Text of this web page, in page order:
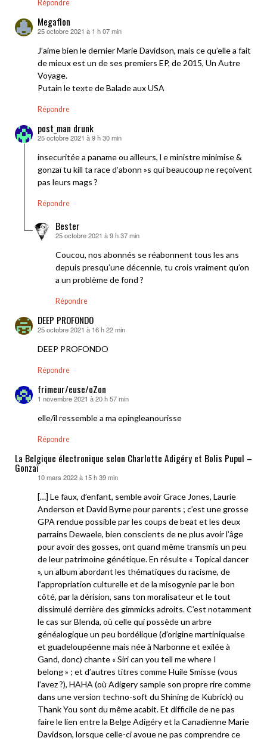
Répondre
Megaflon
dit :
25 octobre 2021 à 1 h 07 min
J’aime bien le dernier Marie Davidson, mais ce qu’elle a fait
de mieux est un de ses premiers EP, de 2015, Un Autre
Voyage.
Putain le texte de Balade aux USA
Répondre
post_man drunk
dit :
25 octobre 2021 à 9 h 30 min
insecuritée a paname ou ailleurs, l e ministre minimise &
gonzaï tu kill ta race d’abonn »s qui beaucoup ne reçoivent
pas leurs mags ?
Répondre
Bester
dit :
25 octobre 2021 à 9 h 37 min
Coucou, nos abonnés se réabonnent tous les ans
depuis presqu’une décennie, tu crois vraiment qu’on
a un problème de fond ?
Répondre
DEEP PROFONDO
dit :
25 octobre 2021 à 16 h 22 min
DEEP PROFONDO
Répondre
frimeur/euse/oZon
dit :
1 novembre 2021 à 20 h 57 min
elle/il ressemble a ma epingleanourisse
Répondre
La Belgique électronique selon Charlotte Adigéry et Bolis Pupul –
Gonzaï
10 mars 2022 à 15 h 39 min
[…] Le faux, d’enfant, semble avoir Grace Jones, Laurie
Anderson et David Byrne pour parents ; c’est une grosse
GPA rendue possible par les coups de beat et les deux
parrains Dewaele, bien conscients de ne plus avoir l’âge
pour avoir des gosses, ont quand même transmis un peu
de leur patrimoine génétique. En résulte « Topical dancer
», un album abordant les thématiques du racisme, de
l’appropriation culturelle et de la misogynie par le bon
côté, par la dérision, sans ton moralisateur et le tout
dissimulé derrière des gimmicks adroits. C’est notamment
le cas sur Blenda, où celle qui possède un arbre
généalogique un peu bordélique (d’origine martiniquaise
et guadeloupéenne mais née à Narbonne et exilée à
Gand, donc) chante « Siri can you tell me where I
belong » ; et d’autres titres comme Huile Smisse (vous
l’avez ?), HAHA (où Adigery sample son propre rire comme
dans une version techno-soft du Shining de Kubrick) ou
Thank You sont du même acabit. Et difficile de ne pas
faire le lien entre la Belge Adigéry et la Canadienne Marie
Davidson, lorsque celle-ci avoue ne pas comprendre ce